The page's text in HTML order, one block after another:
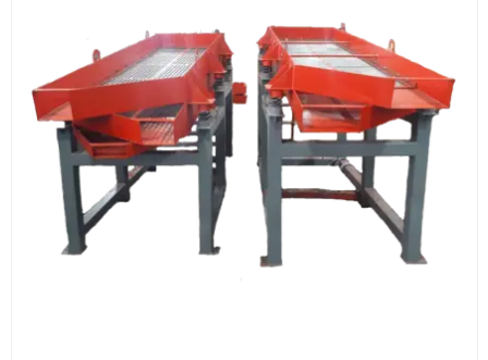
Как оформить заказ
1
Заявка
Оставьте заявку на сайте, по телефону или через
форму обратного звонка.